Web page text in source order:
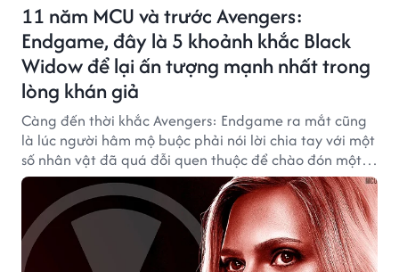
11 năm MCU và trước Avengers:
Endgame, đây là 5 khoảnh khắc Black
Widow để lại ấn tượng mạnh nhất trong
lòng khán giả
Càng đến thời khắc Avengers: Endgame ra mắt cũng
là lúc người hâm mộ buộc phải nói lời chia tay với một
số nhân vật đã quá đỗi quen thuộc để chào đón một
thế hệ anh hùng mới.